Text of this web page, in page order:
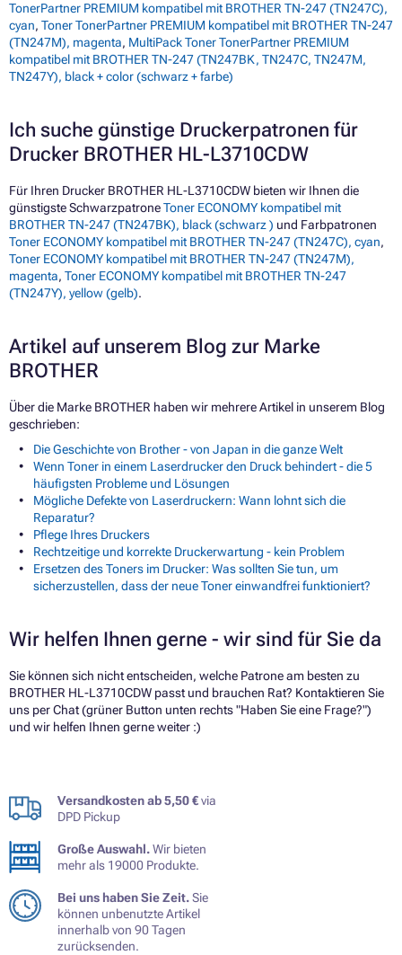
TonerPartner PREMIUM kompatibel mit BROTHER TN-247 (TN247C),
cyan, Toner TonerPartner PREMIUM kompatibel mit BROTHER TN-247
(TN247M), magenta, MultiPack Toner TonerPartner PREMIUM
kompatibel mit BROTHER TN-247 (TN247BK, TN247C, TN247M,
TN247Y), black + color (schwarz + farbe)
Ich suche günstige Druckerpatronen für
Drucker BROTHER HL-L3710CDW
Für Ihren Drucker BROTHER HL-L3710CDW bieten wir Ihnen die
günstigste SchwarzpatroneToner ECONOMY kompatibel mit
BROTHER TN-247 (TN247BK), black (schwarz ) und Farbpatronen
Toner ECONOMY kompatibel mit BROTHER TN-247 (TN247C), cyan,
Toner ECONOMY kompatibel mit BROTHER TN-247 (TN247M),
magenta, Toner ECONOMY kompatibel mit BROTHER TN-247
(TN247Y), yellow (gelb).
Artikel auf unserem Blog zur Marke
BROTHER
Über die Marke BROTHER haben wir mehrere Artikel in unserem Blog
geschrieben:
Die Geschichte von Brother - von Japan in die ganze Welt
Wenn Toner in einem Laserdrucker den Druck behindert - die 5
häufigsten Probleme und Lösungen
Mögliche Defekte von Laserdruckern: Wann lohnt sich die
Reparatur?
Pflege Ihres Druckers
Rechtzeitige und korrekte Druckerwartung - kein Problem
Ersetzen des Toners im Drucker: Was sollten Sie tun, um
sicherzustellen, dass der neue Toner einwandfrei funktioniert?
Wir helfen Ihnen gerne - wir sind für Sie da
Sie können sich nicht entscheiden, welche Patrone am besten zu
BROTHER HL-L3710CDW passt und brauchen Rat? Kontaktieren Sie
uns per Chat (grüner Button unten rechts "Haben Sie eine Frage?")
und wir helfen Ihnen gerne weiter :)
Versandkosten ab 5,50 €via
DPD Pickup
Große Auswahl.Wir bieten
mehr als 19000 Produkte.
Bei uns haben Sie Zeit.Sie
können unbenutzte Artikel
innerhalb von 90 Tagen
zurücksenden.